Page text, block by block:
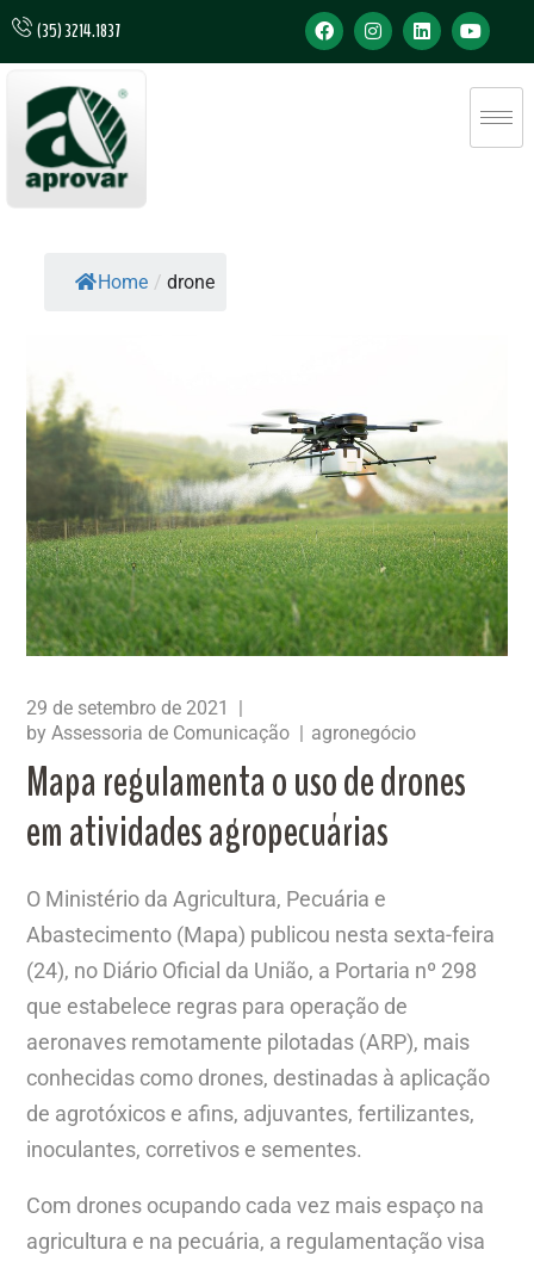
(35) 3214.1837
Home / drone
29 de setembro de 2021
byAssessoria de Comunicação agronegócio
Mapa regulamenta o uso de drones
em atividades agropecuárias
O Ministério da Agricultura, Pecuária e
Abastecimento (Mapa) publicou nesta sexta-feira
(24), no Diário Oficial da União, a Portaria nº 298
que estabelece regras para operação de
aeronaves remotamente pilotadas (ARP), mais
conhecidas como drones, destinadas à aplicação
de agrotóxicos e afins, adjuvantes, fertilizantes,
inoculantes, corretivos e sementes.
Com drones ocupando cada vez mais espaço na
agricultura e na pecuária, a regulamentação visa